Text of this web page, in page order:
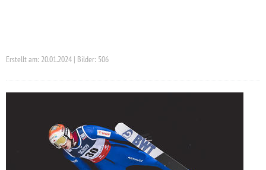
Erstellt am: 20.01.2024 | Bilder: 506